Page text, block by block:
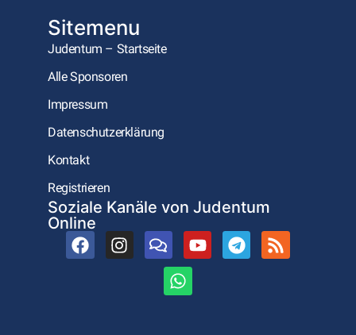
Sitemenu
Judentum – Startseite
Alle Sponsoren
Impressum
Datenschutzerklärung
Kontakt
Registrieren
Soziale Kanäle von Judentum
Online